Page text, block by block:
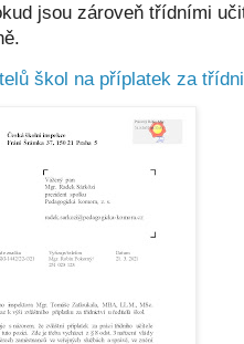
jsou zároveň třídními
škol na příplatek za